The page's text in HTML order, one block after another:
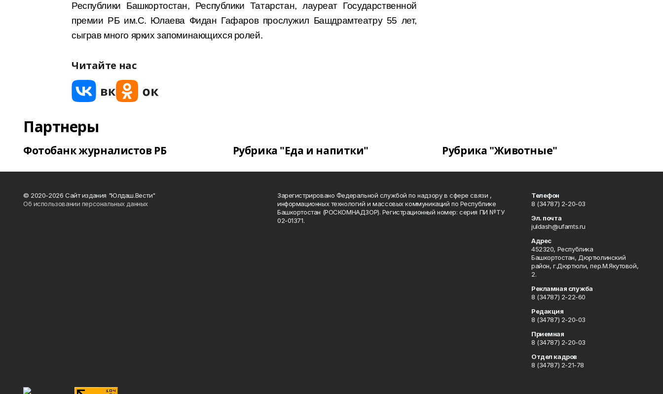
Республики Башкортостан, Республики Татарстан, лауреат Государственной
премии РБ им.С. Юлаева Фидан Гафаров прослужил Башдрамтеатру 55 лет,
сыграв много ярких запоминающихся ролей.
Читайте нас
Партнеры
Фотобанк журналистов РБ Рубрика "Еда и напитки" Рубрика "Животные"
© 2020-2026 Сайт издания "Юлдаш.Вести"
Об использовании персональных данных
Зарегистрировано Федеральной службой по надзору в сфере связи ,
информационных технологий и массовых коммуникаций по Республике
Башкортостан (РОСКОМНАДЗОР). Регистрационный номер: серия ПИ №ТУ
02-01371.
Телефон
8 (34787) 2-20-03
Эл. почта
juldash@ufamts.ru
Адрес
452320, Республика
Башкортостан, Дюртюлинский
район, г.Дюртюли, пер.М.Якутовой,
2.
Рекламная служба
8 (34787) 2-22-60
Редакция
8 (34787) 2-20-03
Приемная
8 (34787) 2-20-03
Отдел кадров
8 (34787) 2-21-78